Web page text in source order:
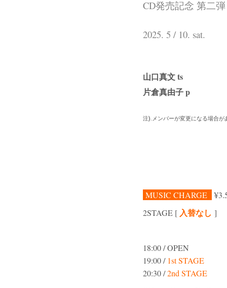
CD発売記念 第二弾
2025. 5 / 10. sat.
山口真文 ts
片倉真由子 p
注).メンバーが変更になる場合が
MUSIC CHARGE
2STAGE [ 入替なし ]
18:00 / OPEN
19:00 / 1st STAGE
20:30 /2nd STAGE